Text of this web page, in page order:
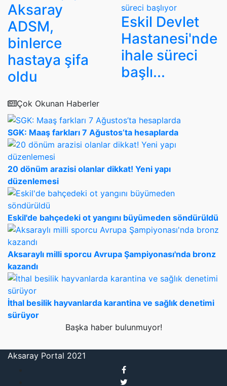
Aksaray
ADSM,
binlerce
hastaya şifa
oldu
Eskil Devlet
Hastanesi'nde
ihale süreci
başlı...
Çok Okunan Haberler
SGK: Maaş farkları 7 Ağustos’ta hesaplarda
20 dönüm arazisi olanlar dikkat! Yeni yapı
düzenlemesi
Eskil'de bahçedeki ot yangını büyümeden söndürüldü
Aksaraylı milli sporcu Avrupa Şampiyonası'nda bronz
kazandı
İthal besilik hayvanlarda karantina ve sağlık denetimi
sürüyor
Başka haber bulunmuyor!
Aksaray Portal 2021